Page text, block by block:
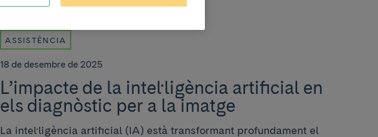
ASSISTÈNCIA
18 de desembre de 2025
L’impacte de la intel·ligència artificial en
els diagnòstic per a la imatge
La intel·ligència artificial (IA) està transformant profundament el